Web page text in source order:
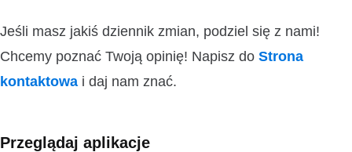
Jeśli masz jakiś dziennik zmian, podziel się z nami!
Chcemy poznać Twoją opinię! Napisz do Strona
kontaktowa i daj nam znać.
Przeglądaj aplikacje